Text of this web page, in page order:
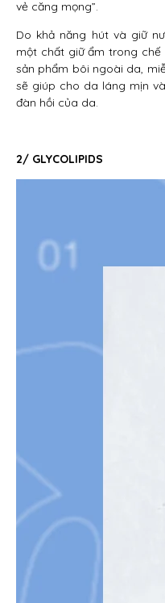
vẻ căng mọng”.
Do khả năng hút và giữ
một chất giữ ẩm trong
sản phẩm bôi ngoài da,
sẽ giúp cho da láng mịn
đàn hồi của da.
2/ GLYCOLIPIDS